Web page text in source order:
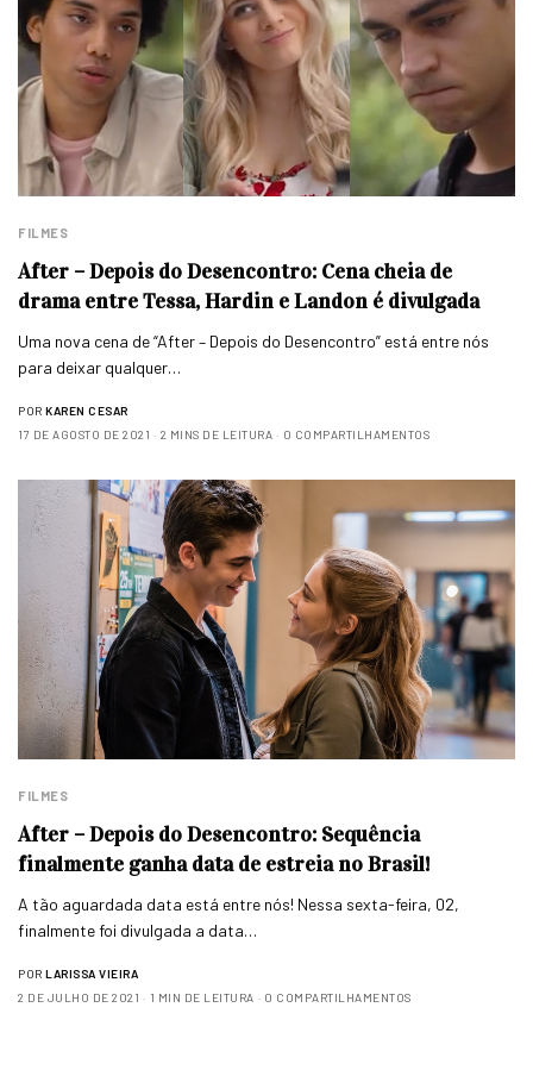
FILMES
After – Depois do Desencontro: Cena cheia de
drama entre Tessa, Hardin e Landon é divulgada
Uma nova cena de “After – Depois do Desencontro” está entre nós
para deixar qualquer…
POR KAREN CESAR
17 DE AGOSTO DE 2021
2 MINS DE LEITURA 0 COMPARTILHAMENTOS
FILMES
After – Depois do Desencontro: Sequência
finalmente ganha data de estreia no Brasil!
A tão aguardada data está entre nós! Nessa sexta-feira, 02,
finalmente foi divulgada a data…
POR LARISSA VIEIRA
2 DE JULHO DE 2021
1 MIN DE LEITURA 0 COMPARTILHAMENTOS